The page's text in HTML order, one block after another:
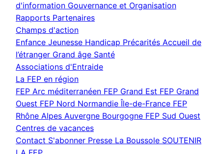
d'information Gouvernance et Organisation
Rapports Partenaires
Champs d'action
Enfance Jeunesse Handicap Précarités Accueil de
l’étranger Grand âge Santé
Associations d'Entraide
La FEP en région
FEP Arc méditerranéen FEP Grand Est FEP Grand
Ouest FEP Nord Normandie Île-de-France FEP
Rhône Alpes Auvergne Bourgogne FEP Sud Ouest
Centres de vacances
Contact S'abonner Presse La Boussole SOUTENIR